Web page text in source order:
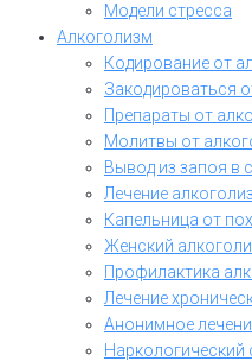
Модели стресса
Алкоголизм
Кодирование от
Закодироваться
Препараты от
Молитвы от
Вывод из запоя в
Лечение
Капельница от
Женский
Профилактика
Лечение
Анонимное
Наркологический